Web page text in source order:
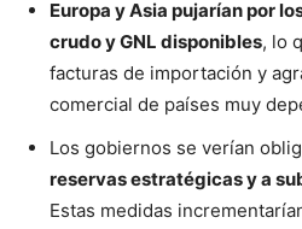
Europa y Asia pujarían por
crudo y GNL disponibles, lo
facturas de importación y
comercial de países muy
Los gobiernos se verían
reservas estratégicas y a
Estas medidas